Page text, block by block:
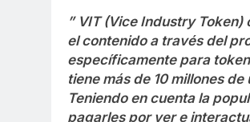
” VIT (Vice Industry
el contenido a través del
específicamente para
tiene más de 10 millones
Teniendo en cuenta la
pagarles por ver e